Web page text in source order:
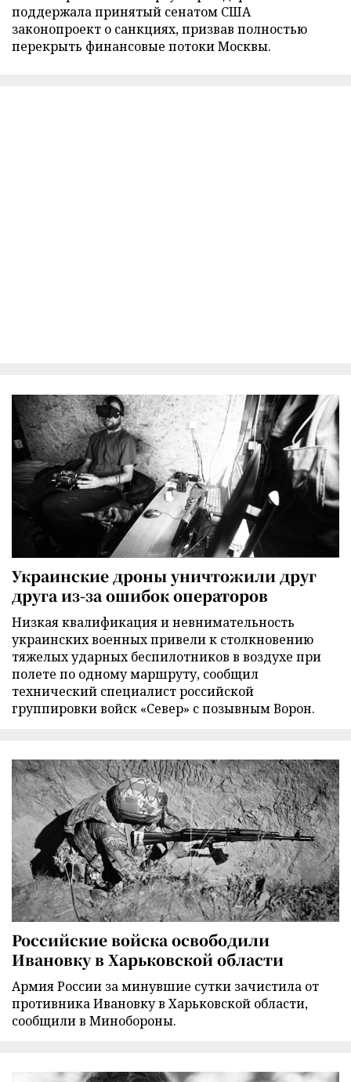
поддержала принятый сенатом США
законопроект о санкциях, призвав полностью
перекрыть финансовые потоки Москвы.
Украинские дроны уничтожили друг
друга из-за ошибок операторов
Низкая квалификация и невнимательность
украинских военных привели к столкновению
тяжелых ударных беспилотников в воздухе при
полете по одному маршруту, сообщил
технический специалист российской
группировки войск «Север» с позывным Ворон.
Российские войска освободили
Ивановку в Харьковской области
Армия России за минувшие сутки зачистила от
противника Ивановку в Харьковской области,
сообщили в Минобороны.